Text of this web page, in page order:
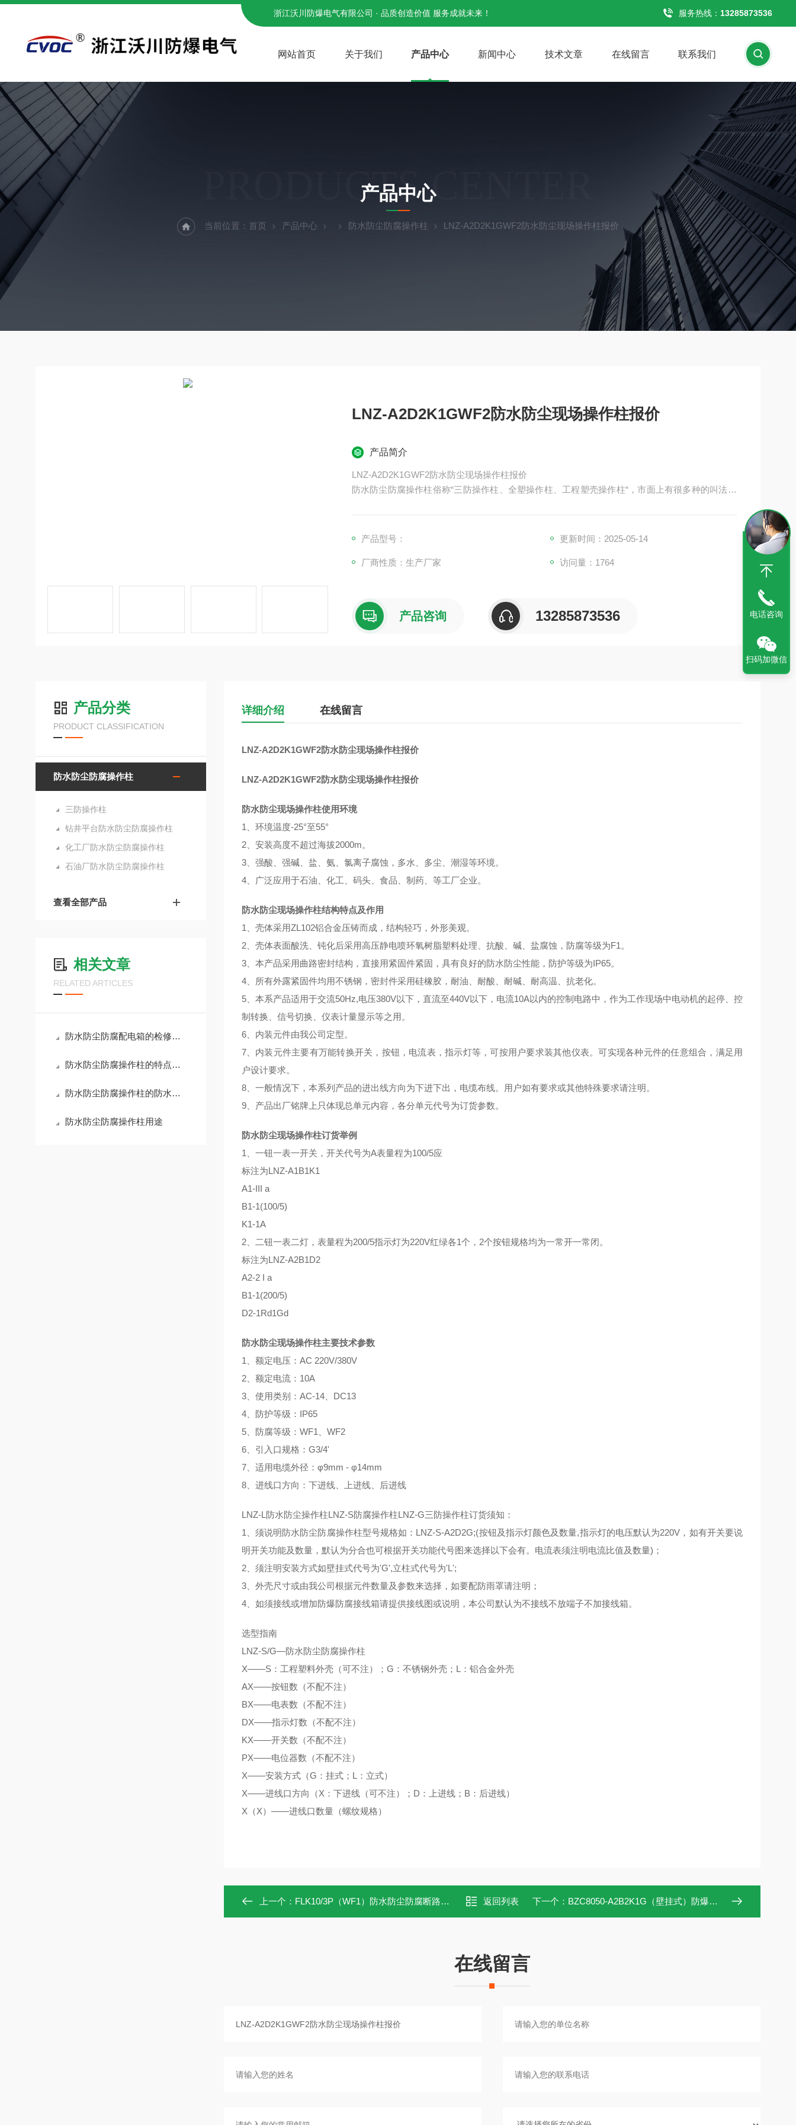
浙江沃川防爆电气有限公司 · 品质创造价值 服务成就未来！ 服务热线： 13285873536
网站首页 关于我们 产品中心 新闻中心 技术文章 在线留言 联系我们
PRODUCTS CENTER
产品中心
当前位置： 首页 产品中心 防水防尘防腐操作柱 LNZ-A2D2K1GWF2防水防尘现场操作柱报价
LNZ-A2D2K1GWF2防水防尘现场操作柱报价
产品简介
LNZ-A2D2K1GWF2防水防尘现场操作柱报价
防水防尘防腐操作柱俗称“三防操作柱、全塑操作柱、工程塑壳操作柱“，市面上有很多种的叫法，
产品型号：
更新时间：2025-05-14
厂商性质：生产厂家 访问量：1764
产品咨询 13285873536
产品分类
PRODUCT CLASSIFICATION
防水防尘防腐操作柱
三防操作柱
钻井平台防水防尘防腐操作柱
化工厂防水防尘防腐操作柱
石油厂防水防尘防腐操作柱
查看全部产品
相关文章
RELATED ARTICLES
防水防尘防腐配电箱的检修维护
防水防尘防腐操作柱的特点有哪些？
防水防尘防腐操作柱的防水处理方法
防水防尘防腐操作柱用途
详细介绍 在线留言
LNZ-A2D2K1GWF2防水防尘现场操作柱报价
LNZ-A2D2K1GWF2防水防尘现场操作柱报价
防水防尘现场操作柱使用环境
1、环境温度-25°至55°
2、安装高度不超过海拔2000m。
3、强酸、强碱、盐、氨、氯离子腐蚀，多水、多尘、潮湿等环境。
4、广泛应用于石油、化工、码头、食品、制药、等工厂企业。
防水防尘现场操作柱结构特点及作用
1、壳体采用ZL102铝合金压铸而成，结构轻巧，外形美观。
2、壳体表面酸洗、钝化后采用高压静电喷环氧树脂塑料处理、抗酸、碱、盐腐蚀，防腐等级为F1。
3、本产品采用曲路密封结构，直接用紧固件紧固，具有良好的防水防尘性能，防护等级为IP65。
4、所有外露紧固件均用不锈钢，密封件采用硅橡胶，耐油、耐酸、耐碱、耐高温、抗老化。
5、本系产品适用于交流50Hz,电压380V以下，直流至440V以下，电流10A以内的控制电路中，作为工作现场中电动机的起停、控
制转换、信号切换、仪表计量显示等之用。
6、内装元件由我公司定型。
7、内装元件主要有万能转换开关，按钮，电流表，指示灯等，可按用户要求装其他仪表。可实现各种元件的任意组合，满足用
户设计要求。
8、一般情况下，本系列产品的进出线方向为下进下出，电缆布线。用户如有要求或其他特殊要求请注明。
9、产品出厂铭牌上只体现总单元内容，各分单元代号为订货参数。
防水防尘现场操作柱订货举例
1、一钮一表一开关，开关代号为A表量程为100/5应
标注为LNZ-A1B1K1
A1-III a
B1-1(100/5)
K1-1A
2、二钮一表二灯，表量程为200/5指示灯为220V红绿各1个，2个按钮规格均为一常开一常闭。
标注为LNZ-A2B1D2
A2-2 I a
B1-1(200/5)
D2-1Rd1Gd
防水防尘现场操作柱主要技术参数
1、额定电压：AC 220V/380V
2、额定电流：10A
3、使用类别：AC-14、DC13
4、防护等级：IP65
5、防腐等级：WF1、WF2
6、引入口规格：G3/4'
7、适用电缆外径：φ9mm - φ14mm
8、进线口方向：下进线、上进线、后进线
LNZ-L防水防尘操作柱LNZ-S防腐操作柱LNZ-G三防操作柱订货须知：
1、须说明防水防尘防腐操作柱型号规格如：LNZ-S-A2D2G;(按钮及指示灯颜色及数量,指示灯的电压默认为220V，如有开关要说
明开关功能及数量，默认为分合也可根据开关功能代号图来选择以下会有。电流表须注明电流比值及数量)；
2、须注明安装方式如壁挂式代号为'G',立柱式代号为'L';
3、外壳尺寸或由我公司根据元件数量及参数来选择，如要配防雨罩请注明；
4、如须接线或增加防爆防腐接线箱请提供接线图或说明，本公司默认为不接线不放端子不加接线箱。
选型指南
LNZ-S/G—防水防尘防腐操作柱
X——S：工程塑料外壳（可不注）；G：不锈钢外壳；L：铝合金外壳
AX——按钮数（不配不注）
BX——电表数（不配不注）
DX——指示灯数（不配不注）
KX——开关数（不配不注）
PX——电位器数（不配不注）
X——安装方式（G：挂式；L：立式）
X——进线口方向（X：下进线（可不注）；D：上进线；B：后进线）
X（X）——进线口数量（螺纹规格）
上一个： FLK10/3P（WF1）防水防尘防腐断路器箱 返回列表 下一个： BZC8050-A2B2K1G（壁挂式）防爆防腐操作柱
在线留言
电话咨询
扫码加微信